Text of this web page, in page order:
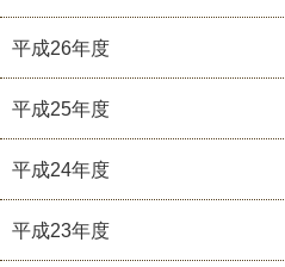
平成26年度
平成25年度
平成24年度
平成23年度